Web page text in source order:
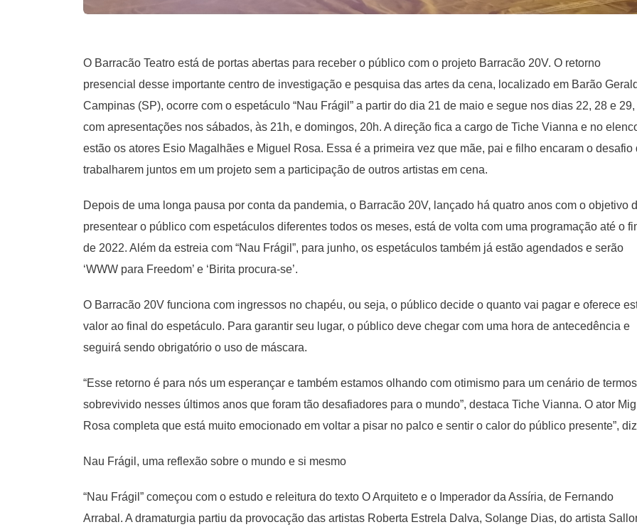
O Barracão Teatro está de portas abertas para receber o público com o projeto Barracão 20V. O retorno
presencial desse importante centro de investigação e pesquisa das artes da cena, localizado em Barão
Campinas (SP), ocorre com o espetáculo “Nau Frágil” a partir do dia 21 de maio e segue nos dias 22, 28 e 29,
com apresentações nos sábados, às 21h, e domingos, 20h. A direção fica a cargo de Tiche Vianna e no
estão os atores Esio Magalhães e Miguel Rosa. Essa é a primeira vez que mãe, pai e filho encaram o desafio
trabalharem juntos em um projeto sem a participação de outros artistas em cena.
Depois de uma longa pausa por conta da pandemia, o Barracão 20V, lançado há quatro anos com o objetivo
presentear o público com espetáculos diferentes todos os meses, está de volta com uma programação até o
de 2022. Além da estreia com “Nau Frágil”, para junho, os espetáculos também já estão agendados e serão
‘WWW para Freedom’ e ‘Birita procura-se’.
O Barracão 20V funciona com ingressos no chapéu, ou seja, o público decide o quanto vai pagar e oferece
valor ao final do espetáculo. Para garantir seu lugar, o público deve chegar com uma hora de antecedência e
seguirá sendo obrigatório o uso de máscara.
“Esse retorno é para nós um esperançar e também estamos olhando com otimismo para um cenário de termos
sobrevivido nesses últimos anos que foram tão desafiadores para o mundo”, destaca Tiche Vianna. O ator
Rosa completa que está muito emocionado em voltar a pisar no palco e sentir o calor do público presente”,
Nau Frágil, uma reflexão sobre o mundo e si mesmo
“Nau Frágil” começou com o estudo e releitura do texto O Arquiteto e o Imperador da Assíria, de Fernando
Arrabal. A dramaturgia partiu da provocação das artistas Roberta Estrela Dalva, Solange Dias, do artista